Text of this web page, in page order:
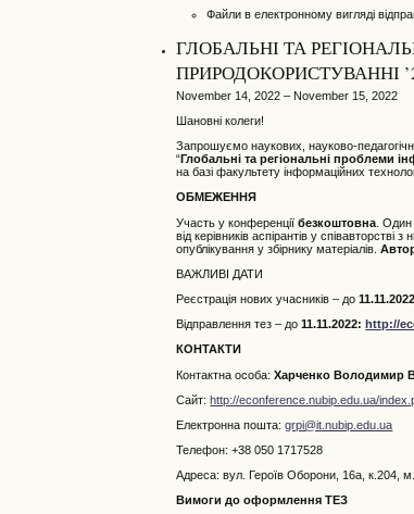
Файли в електронному вигляді
ГЛОБАЛЬНІ ТА
ПРИРОДОКОРИСТУВАННІ
November 14, 2022 – November 15, 2022
Шановні колеги!
Запрошуємо наукових, науково-
“Глобальні та регіональні проблеми
на базі факультету інформаційних
ОБМЕЖЕННЯ
Участь у конференціїбезкоштовна .
від керівників аспірантів у
опублікування у збірнику матеріалів.
ВАЖЛИВІ ДАТИ
Реєстрація нових учасників – до11.11.2022
Відправлення тез – до11.11.2022:http://
КОНТАКТИ
Контактна особа:Харченко Володимир
Сайт:http://econference.nubip.edu.ua/
Електронна пошта:grpi@it.nubip.edu.ua
Телефон: +38 050 1717528
Адреса: вул. Героїв Оборони, 16а, к.204, м.
Вимоги до оформлення ТЕЗ